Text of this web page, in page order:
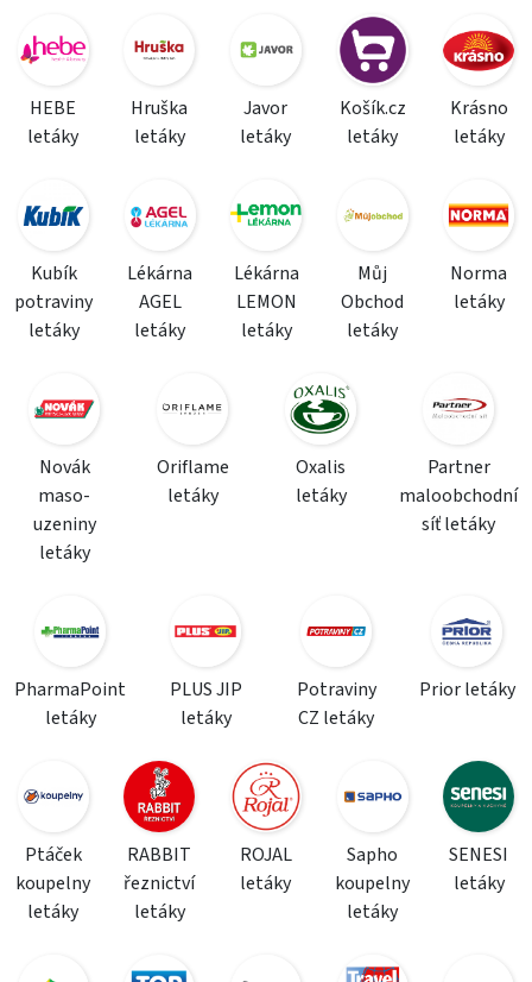
HEBE
letáky
Hruška
letáky
Javor
letáky
Košík.cz
letáky
Krásno
letáky
Kubík
potraviny
letáky
Lékárna
AGEL
letáky
Lékárna
LEMON
letáky
Můj
Obchod
letáky
Norma
letáky
Novák
maso-
uzeniny
letáky
Oriflame
letáky
Oxalis
letáky
Partner
maloobchodní
síť letáky
PharmaPoint
letáky
PLUS JIP
letáky
Potraviny
CZ letáky
Prior letáky
Ptáček
koupelny
letáky
RABBIT
řeznictví
letáky
ROJAL
letáky
Sapho
koupelny
letáky
SENESI
letáky